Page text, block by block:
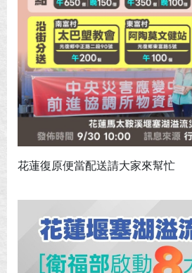
花蓮復原便當配送請大家來幫忙